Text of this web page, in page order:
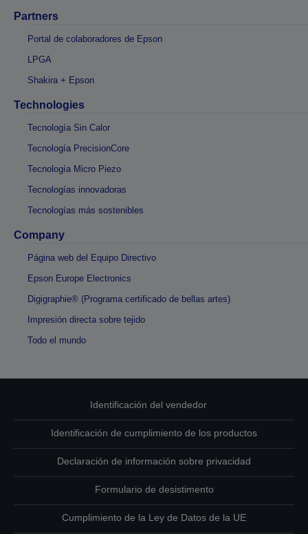
Partners
Portal de colaboradores de Epson
LPGA
Shakira + Epson
Technologies
Tecnología Sin Calor
Tecnología PrecisionCore
Tecnología Micro Piezo
Tecnologías innovadoras
Tecnologías más sostenibles
Company
Página web del Equipo Directivo
Epson Europe Electronics
Digigraphie® (Programa certificado de bellas artes)
Impresión directa sobre tejido
Todo el mundo
Identificación del vendedor
Identificación de cumplimiento de los productos
Declaración de información sobre privacidad
Formulario de desistimento
Cumplimiento de la Ley de Datos de la UE